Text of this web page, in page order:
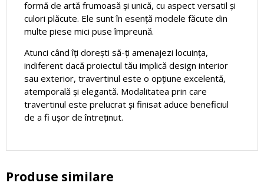
formă de artă frumoasă și unică, cu aspect versatil și
culori plăcute. Ele sunt în esență modele făcute din
multe piese mici puse împreună.
Atunci când îți dorești să-ți amenajezi locuința,
indiferent dacă proiectul tău implică design interior
sau exterior, travertinul este o opțiune excelentă,
atemporală și elegantă. Modalitatea prin care
travertinul este prelucrat și finisat aduce beneficiul
de a fi ușor de întreținut.
Produse similare